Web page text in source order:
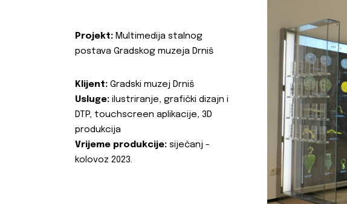
Projekt: Multimedija stalnog
postava Gradskog muzeja Drniš
Klijent: Gradski muzej Drniš
Usluge: ilustriranje, grafički dizajn i
DTP, touchscreen aplikacije, 3D
produkcija
Vrijeme produkcije: siječanj -
kolovoz 2023.